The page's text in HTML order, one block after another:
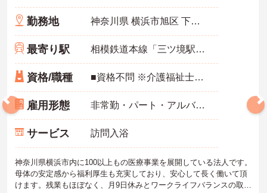
勤務地 神奈川県 横浜市旭区 下川井町360
最寄り駅 相模鉄道本線「三ツ境駅」バス・車6分
資格/職種 ■資格不問 ※介護福祉士免許お持ちの方歓迎
雇用形態 非常勤・パート・アルバイト
サービス 訪問入浴
神奈川県横浜市内に100以上もの医療事業を展開している法人です。
母体の安定感から福利厚生も充実しており、安心して長く働いて頂
けます。残業もほぼなく、月9日休みとワークライフバランスの取り